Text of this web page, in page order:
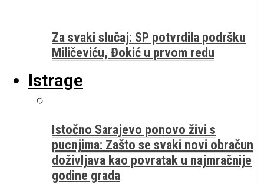
Za svaki slučaj: SP potvrdila podršku
Miličeviću, Đokić u prvom redu
Istrage
Istočno Sarajevo ponovo živi s
pucnjima: Zašto se svaki novi obračun
doživljava kao povratak u najmračnije
godine grada